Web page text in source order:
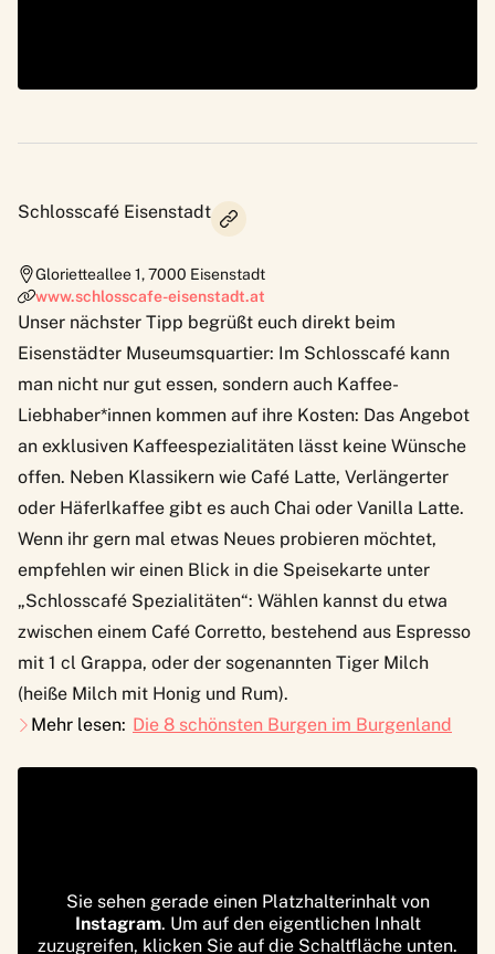
Schlosscafé Eisenstadt
Glorietteallee 1,7000 Eisenstadt
www.schlosscafe-eisenstadt.at
Unser nächster Tipp begrüßt euch direkt beim
Eisenstädter Museumsquartier: Im Schlosscafé kann
man nicht nur gut essen, sondern auch Kaffee-
Liebhaber*innen kommen auf ihre Kosten: Das Angebot
an exklusiven Kaffeespezialitäten lässt keine Wünsche
offen. Neben Klassikern wie Café Latte, Verlängerter
oder Häferlkaffee gibt es auch Chai oder Vanilla Latte.
Wenn ihr gern mal etwas Neues probieren möchtet,
empfehlen wir einen Blick in die Speisekarte unter
„Schlosscafé Spezialitäten“: Wählen kannst du etwa
zwischen einem Café Corretto, bestehend aus Espresso
mit 1 cl Grappa, oder der sogenannten Tiger Milch
(heiße Milch mit Honig und Rum).
Mehr lesen: Die 8 schönsten Burgen im Burgenland
Sie sehen gerade einen Platzhalterinhalt von
Instagram. Um auf den eigentlichen Inhalt
zuzugreifen, klicken Sie auf die Schaltfläche unten.